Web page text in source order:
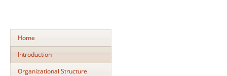
Home
Introduction
Organizational Structure